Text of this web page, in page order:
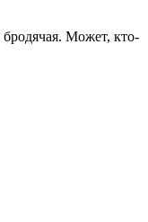
Может, кто-